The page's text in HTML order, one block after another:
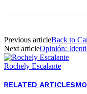
Previous articleBack to
Next articleOpinión:
Rochely Escalante
RELATED ARTICLES